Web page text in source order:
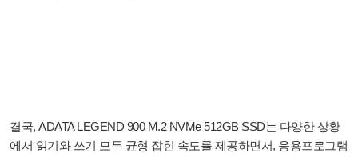
결국, ADATA LEGEND 900 M.2 NVMe 512GB SSD는 다양한 상황
에서 읽기와 쓰기 모두 균형 잡힌 속도를 제공하면서, 응용프로그램